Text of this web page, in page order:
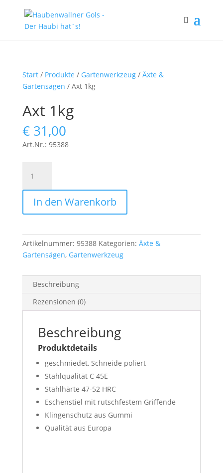
Start/ Produkte / Gartenwerkzeug/ Äxte &
Gartensägen / Axt 1kg
Axt 1kg
€31,00
Art.Nr.: 95388
1kg
Menge
In den Warenkorb
Artikelnummer: 95388 Kategorien: Äxte &
Gartensägen, Gartenwerkzeug
Beschreibung
Rezensionen (0)
Beschreibung
Produktdetails
geschmiedet, Schneide poliert
Stahlqualität C 45E
Stahlhärte 47-52 HRC
Eschenstiel mit rutschfestem Griffende
Klingenschutz aus Gummi
Qualität aus Europa